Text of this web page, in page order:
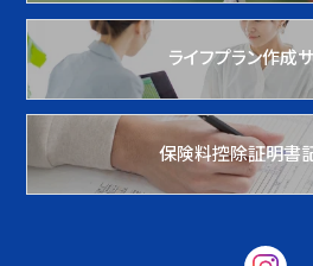
ライフプラン作成
保険料控除証明書